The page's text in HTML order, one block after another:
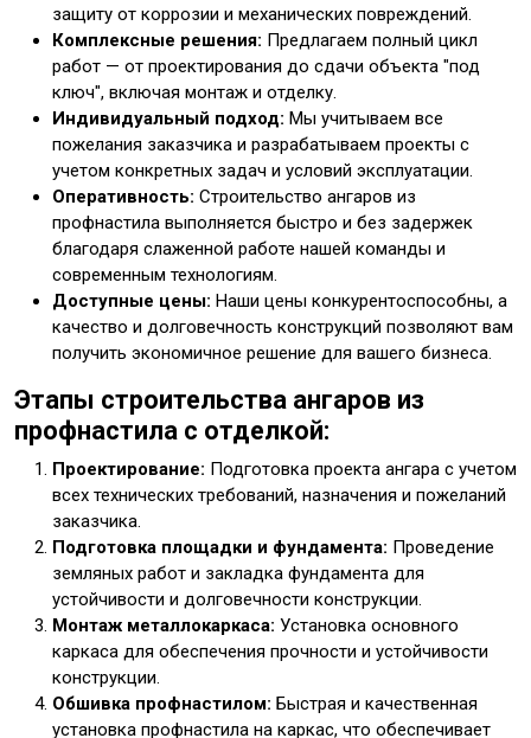
защиту от коррозии и механических повреждений.
Комплексные решения: Предлагаем полный цикл
работ — от проектирования до сдачи объекта "под
ключ", включая монтаж и отделку.
Индивидуальный подход: Мы учитываем все
пожелания заказчика и разрабатываем проекты с
учетом конкретных задач и условий эксплуатации.
Оперативность: Строительство ангаров из
профнастила выполняется быстро и без задержек
благодаря слаженной работе нашей команды и
современным технологиям.
Доступные цены: Наши цены конкурентоспособны, а
качество и долговечность конструкций позволяют вам
получить экономичное решение для вашего бизнеса.
Этапы строительства ангаров из
профнастила с отделкой:
Проектирование: Подготовка проекта ангара с учетом
всех технических требований, назначения и пожеланий
заказчика.
Подготовка площадки и фундамента: Проведение
земляных работ и закладка фундамента для
устойчивости и долговечности конструкции.
Монтаж металлокаркаса: Установка основного
каркаса для обеспечения прочности и устойчивости
конструкции.
Обшивка профнастилом: Быстрая и качественная
установка профнастила на каркас, что обеспечивает